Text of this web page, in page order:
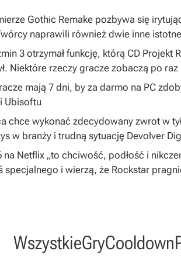
Gothic Remake pozbywa się
naprawili również dwie inne
3 otrzymał funkcję, którą CD Projekt
Niektóre rzeczy gracze zobaczą po
mają 7 dni, by za darmo na PC
Ubisoftu
chce wykonać zdecydowany zwrot w
w branży i trudną sytuację Devolver
na Netflix „to chciwość, podłość i
specjalnego i wierzą, że Rockstar
WszystkieGryCooldown